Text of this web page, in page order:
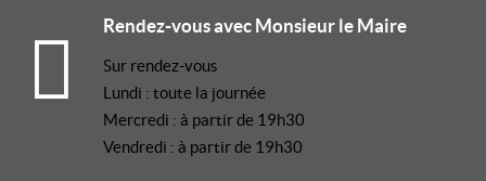
Rendez-vous avec Monsieur le Maire
Sur rendez-vous
Lundi : toute la journée
Mercredi : à partir de 19h30
Vendredi : à partir de 19h30